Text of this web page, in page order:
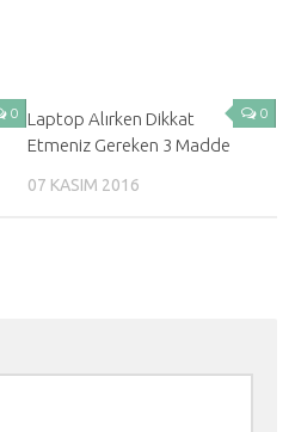
0 0
Laptop Alırken Dikkat
Etmeniz Gereken 3 Madde
07 KASIM 2016